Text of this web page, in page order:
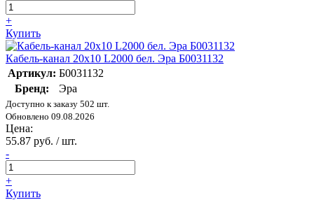
+
Купить
Кабель-канал 20х10 L2000 бел. Эра Б0031132
Артикул: Б0031132
Бренд:
Эра
Доступно к заказу 502 шт.
Обновлено 09.08.2026
Цена:
55.87 руб. / шт.
-
+
Купить